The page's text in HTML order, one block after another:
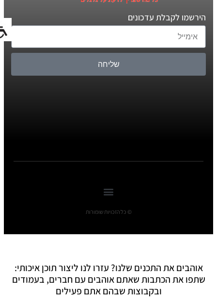
הירשמו לקבלת עדכונים
שליחה
© כל הזכויות שומורות
אוהבים את התכנים שלנו? עזרו לנו ליצור תוכן איכותי:
שתפו את הכתבות שאתם אוהבים עם חברים, בעמודים
ובקבוצות שבהם אתם פעילים